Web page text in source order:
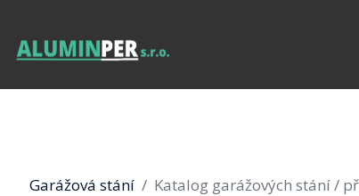
Garážová stání Katalog garážových stání /